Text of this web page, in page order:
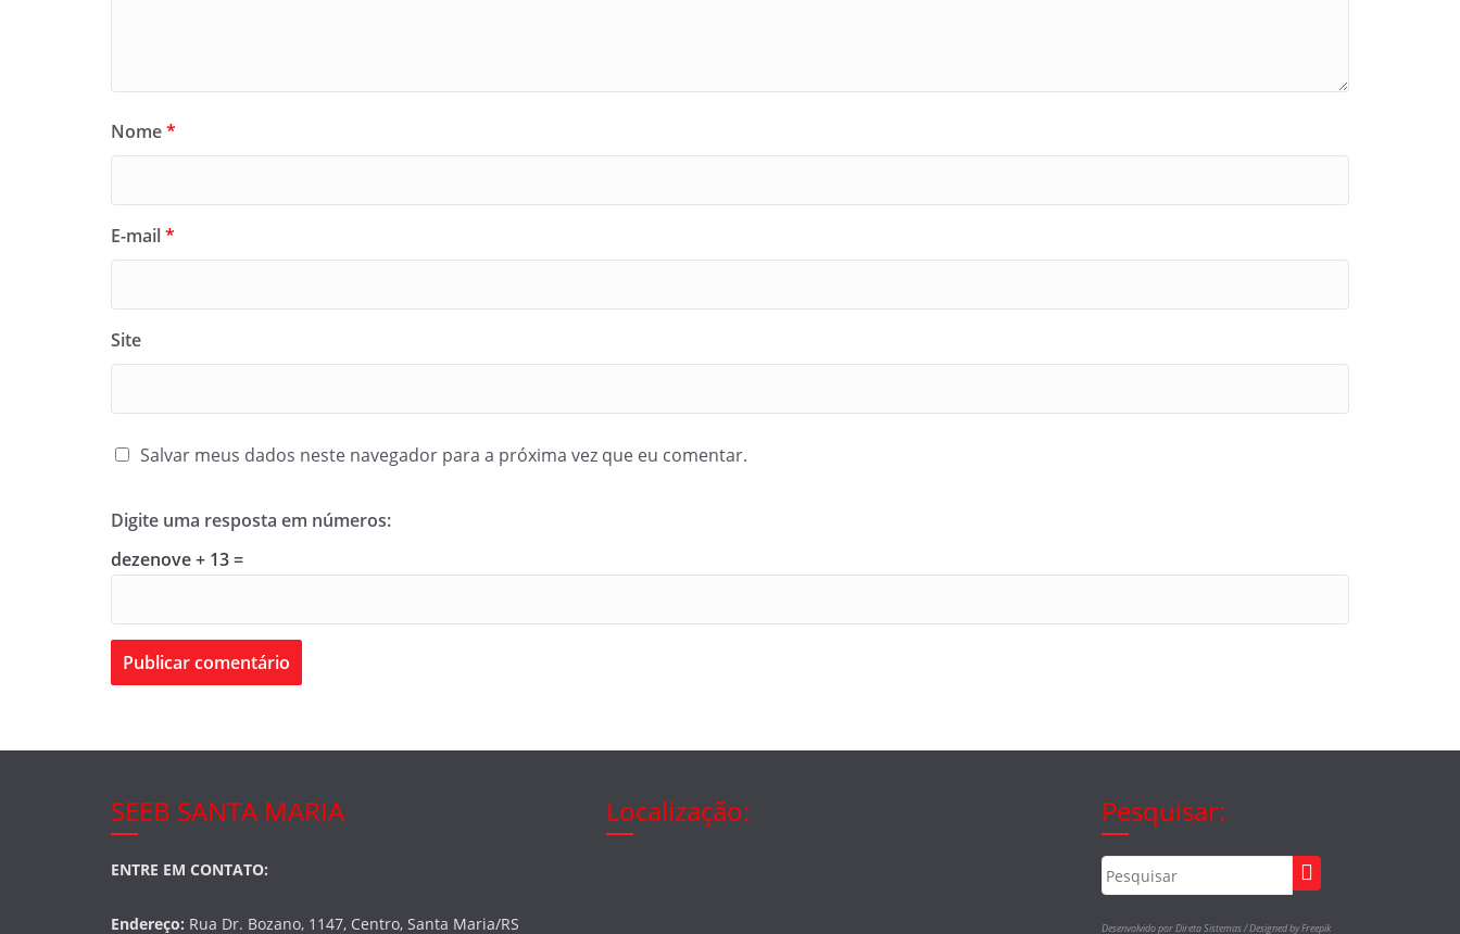
Nome*
E-mail*
Site
Salvar meus dados neste navegador para a próxima vez que eu comentar.
Digite uma resposta em números:
dezenove + 13 =
SEEB SANTA MARIA
ENTRE EM CONTATO:
Endereço: Rua Dr. Bozano, 1147, Centro, Santa Maria/RS
Localização: Pesquisar:
Desenvolvido por Direta Sistemas /Designed by Freepik